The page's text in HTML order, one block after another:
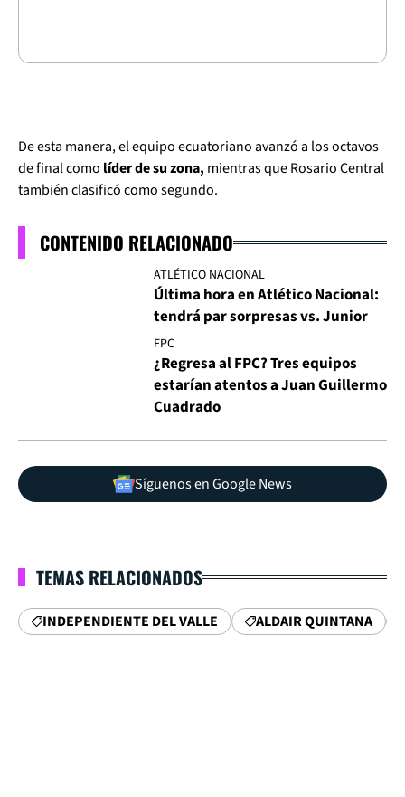
De esta manera, el equipo ecuatoriano avanzó a los octavos
de final como líder de su zona, mientras que Rosario Central
también clasificó como segundo.
CONTENIDO RELACIONADO
ATLÉTICO NACIONAL
Última hora en Atlético Nacional:
tendrá par sorpresas vs. Junior
FPC
¿Regresa al FPC? Tres equipos
estarían atentos a Juan Guillermo
Cuadrado
Síguenos en Google News
TEMAS RELACIONADOS
INDEPENDIENTE DEL VALLE ALDAIR QUINTANA